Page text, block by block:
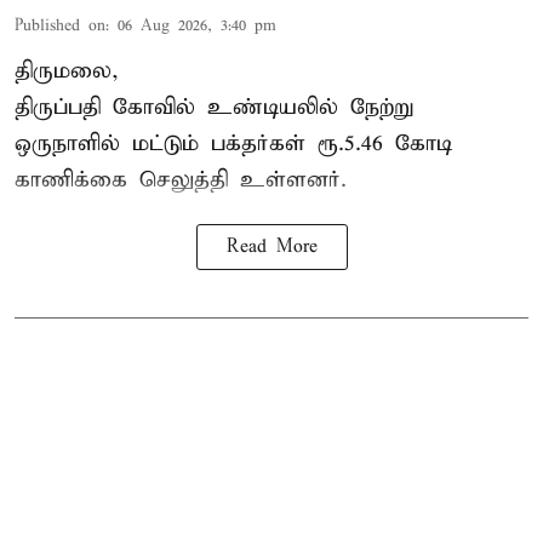
Published on: 06 Aug 2026, 3:40 pm
திருமலை,
திருப்பதி கோவில் உண்டியலில் நேற்று
ஒருநாளில் மட்டும் பக்தர்கள் ரூ.5.46 கோடி
காணிக்கை செலுத்தி உள்ளனர்.
Read More